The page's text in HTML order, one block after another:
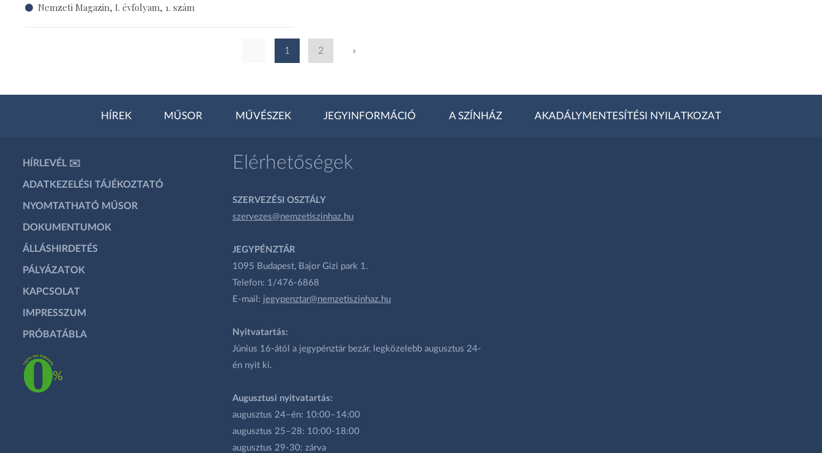
Nemzeti Magazin, I. évfolyam, 1. szám
1 2 »
HÍREK MŰSOR MŰVÉSZEK JEGYINFORMÁCIÓ A SZÍNHÁZ AKADÁLYMENTESÍTÉSI NYILATKOZAT
HÍRLEVÉL ✉️
ADATKEZELÉSI TÁJÉKOZTATÓ
NYOMTATHATÓ MŰSOR
DOKUMENTUMOK
ÁLLÁSHIRDETÉS
PÁLYÁZATOK
KAPCSOLAT
IMPRESSZUM
PRÓBATÁBLA
Elérhetőségek
SZERVEZÉSI OSZTÁLY
szervezes@nemzetiszinhaz.hu
JEGYPÉNZTÁR
1095 Budapest, Bajor Gizi park 1.
Telefon: 1/476-6868
E-mail: jegypenztar@nemzetiszinhaz.hu
Nyitvatartás:
Június 16-ától a jegypénztár bezár, legközelebb augusztus 24-
én nyit ki.
Augusztusi nyitvatartás:
augusztus 24–én: 10:00–14:00
augusztus 25–28: 10:00-18:00
augusztus 29-30: zárva